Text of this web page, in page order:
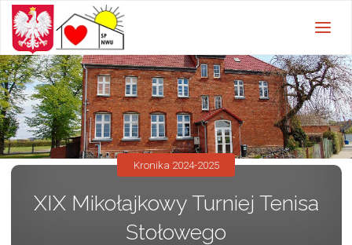
Ujskiej z
oddziałami
przedszkolnymi
XIX Mikołajkowy Turniej Tenisa
Stołowego
Kronika 2024-2025